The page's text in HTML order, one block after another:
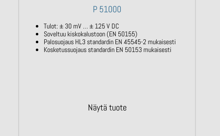
P 51000
Tulot: ± 30 mV … ± 125 V DC
Soveltuu kiskokalustoon (EN 50155)
Palosuojaus HL3 standardin EN 45545-2 mukaisesti
Kosketussuojaus standardin EN 50153 mukaisesti
Näytä tuote